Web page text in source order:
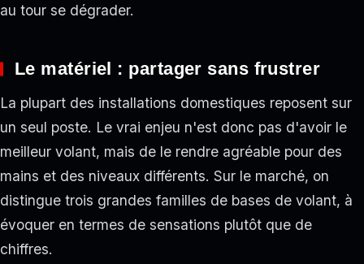
au tour se dégrader.
Le matériel : partager sans frustrer
La plupart des installations domestiques reposent sur
un seul poste. Le vrai enjeu n'est donc pas d'avoir le
meilleur volant, mais de le rendre agréable pour des
mains et des niveaux différents. Sur le marché, on
distingue trois grandes familles de bases de volant, à
évoquer en termes de sensations plutôt que de
chiffres.